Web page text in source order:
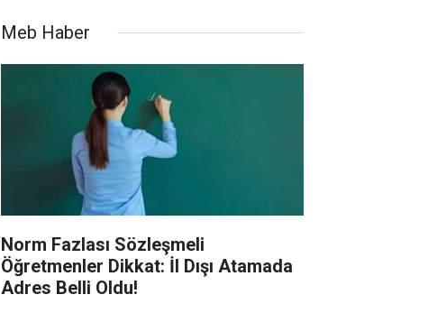
Meb Haber
Norm Fazlası Sözleşmeli
Öğretmenler Dikkat: İl Dışı Atamada
Adres Belli Oldu!